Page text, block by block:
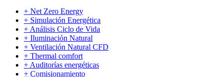
+ Net Zero Energy
+ Simulación Energética
+ Análisis Ciclo de Vida
+ Iluminación Natural
+ Ventilación Natural CFD
+ Thermal comfort
+ Auditorías energéticas
+ Comisionamiento